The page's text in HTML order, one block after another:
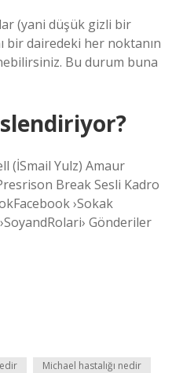
(yani düşük gizli bir
bir dairedeki her noktanın
Bu durum buna
(İSmail Yulz) Amaur
Break Sesli Kadro
›Sokak
Gönderiler
Michael hastalığı nedir